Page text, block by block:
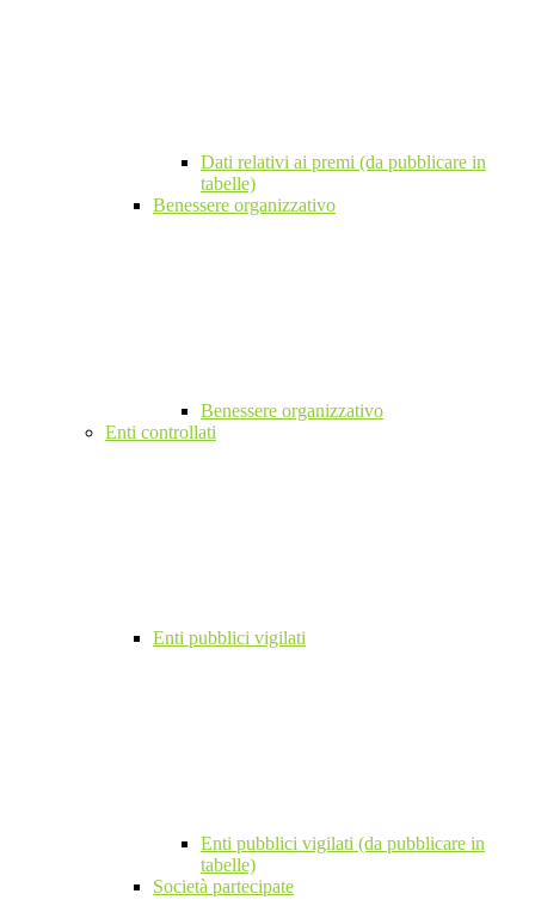
Dati relativi ai premi (da pubblicare in
tabelle)
Benessere organizzativo
Benessere organizzativo
Enti controllati
Enti pubblici vigilati
Enti pubblici vigilati (da pubblicare in
tabelle)
Società partecipate